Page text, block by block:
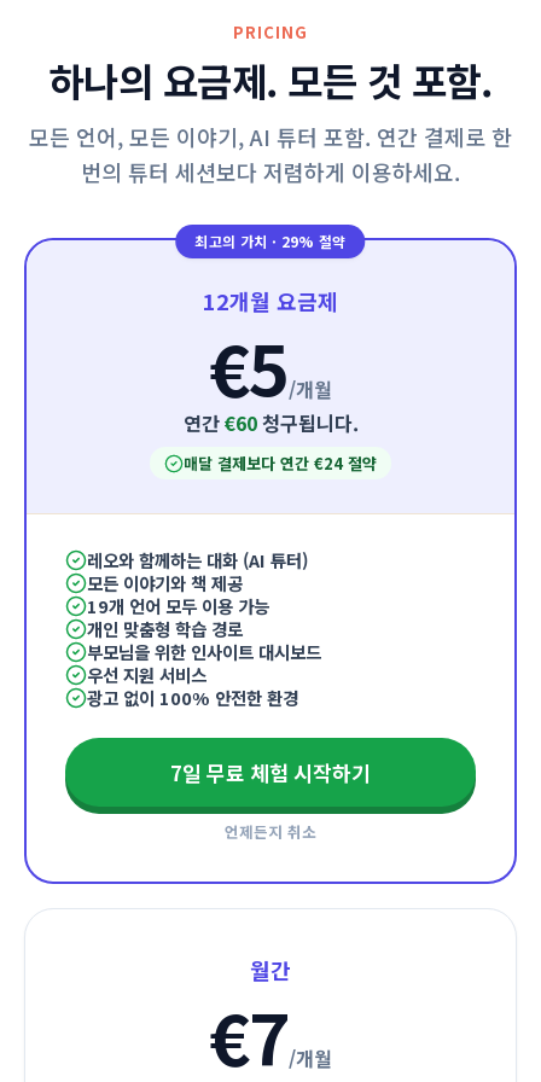
PRICING
하나의 요금제. 모든 것 포함.
모든 언어, 모든 이야기, AI 튜터 포함. 연간 결제로 한
번의 튜터 세션보다 저렴하게 이용하세요.
최고의 가치 · 29% 절약
12개월 요금제
€5/개월
연간€60청구됩니다.
매달 결제보다 연간 €24 절약
레오와 함께하는 대화 (AI 튜터)
모든 이야기와 책 제공
19개 언어 모두 이용 가능
개인 맞춤형 학습 경로
부모님을 위한 인사이트 대시보드
우선 지원 서비스
광고 없이 100% 안전한 환경
7일 무료 체험 시작하기
언제든지 취소
월간
€7/개월